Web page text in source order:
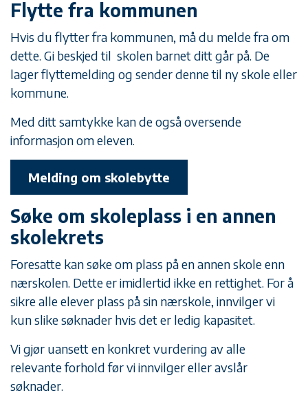
Flytte fra kommunen
Hvis du flytter fra kommunen, må du melde fra om
dette. Gi beskjed til skolen barnet ditt går på. De
lager flyttemelding og sender denne til ny skole eller
kommune.
Med ditt samtykke kan de også oversende
informasjon om eleven.
Melding om skolebytte
Søke om skoleplass i en annen
skolekrets
Foresatte kan søke om plass på en annen skole enn
nærskolen. Dette er imidlertid ikke en rettighet. For å
sikre alle elever plass på sin nærskole, innvilger vi
kun slike søknader hvis det er ledig kapasitet.
Vi gjør uansett en konkret vurdering av alle
relevante forhold før vi innvilger eller avslår
søknader.